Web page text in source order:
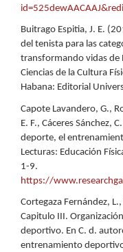
Buitrago Espitia, J. E.
del tenista para las
transformando vidas de
Ciencias de la Cultura
Habana: Editorial
Capote Lavandero, G.,
E. F., Cáceres Sánchez,
deporte, el
Lecturas: Educación
1-9.
https://
Cortegaza Fernández,
Capitulo III.
deportivo. En C. d.
entrenamiento